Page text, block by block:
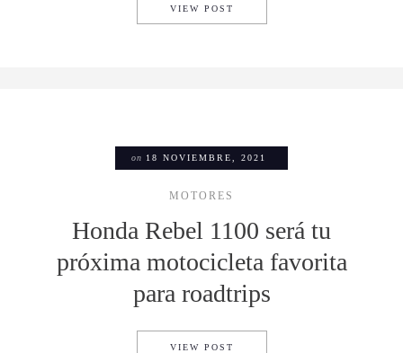
VIEW POST
on 18 NOVIEMBRE, 2021
MOTORES
Honda Rebel 1100 será tu
próxima motocicleta favorita
para roadtrips
VIEW POST